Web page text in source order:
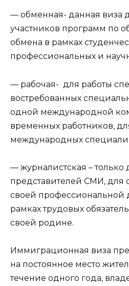
— обменная- данная виза
участников программ по
обмена в рамках
профессиональных и
— рабочая- для работы
востребованных
одной международной
временных работников,
международных
— журналистская –
представителей СМИ, для
своей профессиональной
рамках трудовых
своей родине.
Иммиграционная виза
на постоянное место
течение одного года,